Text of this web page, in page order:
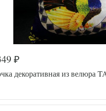
TT69788
Полиэстер
₽
декоративная из велюра